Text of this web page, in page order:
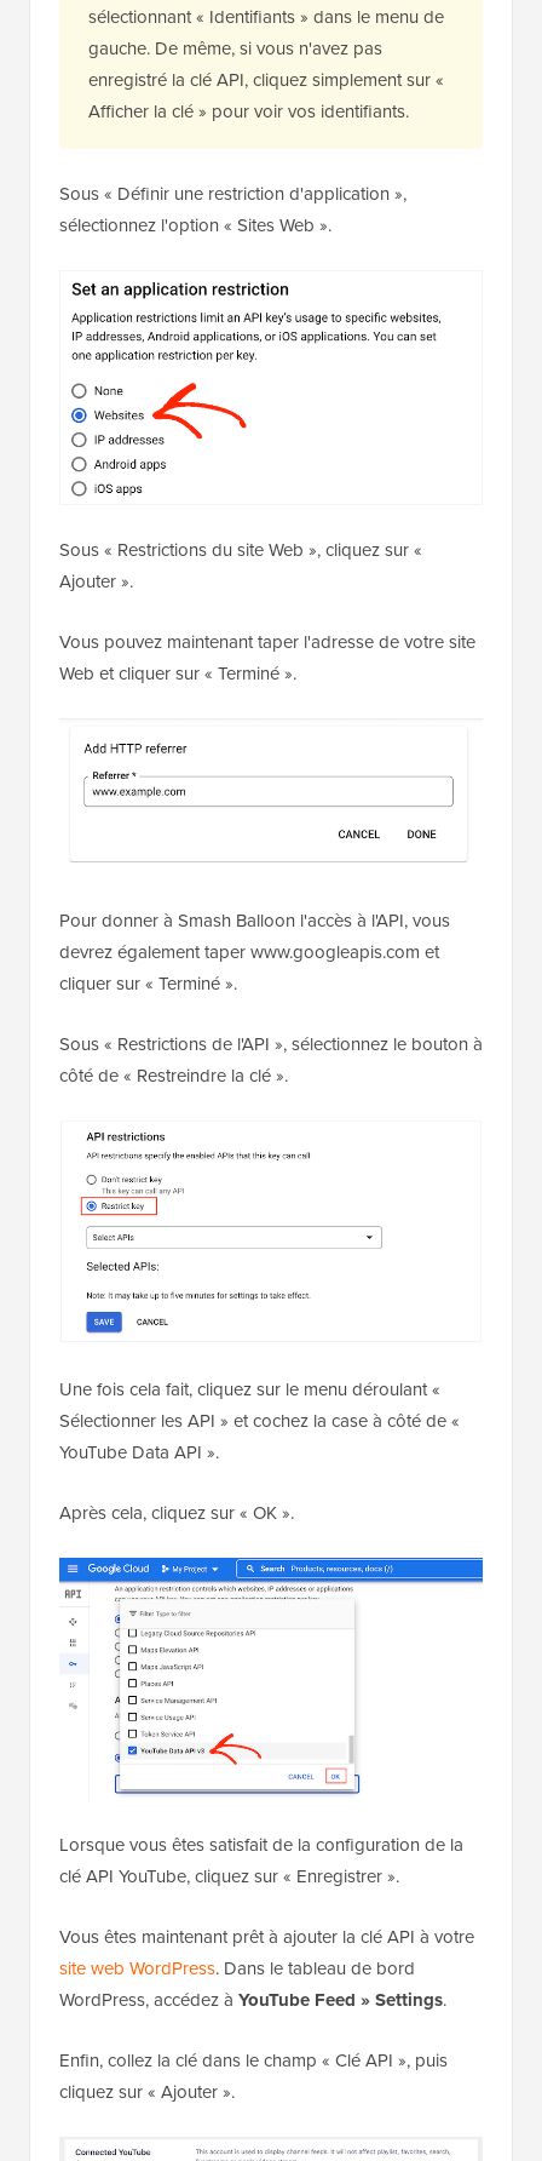
sélectionnant « Identifiants » dans le menu de
gauche. De même, si vous n'avez pas
enregistré la clé API, cliquez simplement sur «
Afficher la clé » pour voir vos identifiants.
Sous « Définir une restriction d'application »,
sélectionnez l'option « Sites Web ».
Sous « Restrictions du site Web », cliquez sur «
Ajouter ».
Vous pouvez maintenant taper l'adresse de votre site
Web et cliquer sur « Terminé ».
Pour donner à Smash Balloon l'accès à l'API, vous
devrez également taper www.googleapis.com et
cliquer sur « Terminé ».
Sous « Restrictions de l'API », sélectionnez le bouton à
côté de « Restreindre la clé ».
Une fois cela fait, cliquez sur le menu déroulant «
Sélectionner les API » et cochez la case à côté de «
YouTube Data API ».
Après cela, cliquez sur « OK ».
Lorsque vous êtes satisfait de la configuration de la
clé API YouTube, cliquez sur « Enregistrer ».
Vous êtes maintenant prêt à ajouter la clé API à votre
site web WordPress. Dans le tableau de bord
WordPress, accédez à YouTube Feed » Settings.
Enfin, collez la clé dans le champ « Clé API », puis
cliquez sur « Ajouter ».